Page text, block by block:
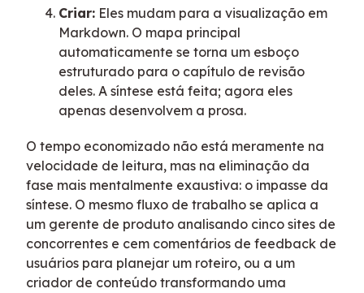
Criar: Eles mudam para a visualização em
Markdown. O mapa principal
automaticamente se torna um esboço
estruturado para o capítulo de revisão
deles. A síntese está feita; agora eles
apenas desenvolvem a prosa.
O tempo economizado não está meramente na
velocidade de leitura, mas na eliminação da
fase mais mentalmente exaustiva: o impasse da
síntese. O mesmo fluxo de trabalho se aplica a
um gerente de produto analisando cinco sites de
concorrentes e cem comentários de feedback de
usuários para planejar um roteiro, ou a um
criador de conteúdo transformando uma